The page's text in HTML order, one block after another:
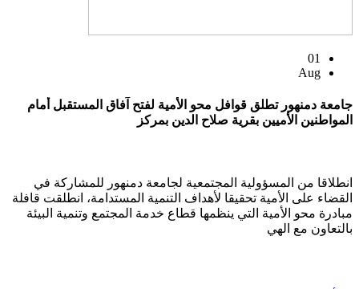
01
Aug
جامعة دمنهور تطلق قوافل محو الأمية لفتح آفاق المستقبل أمام
المواطنين الأميين بقرية صلاح الدين بمركز
انطلاقا من المسؤولية المجتمعية لجامعة دمنهور للمشاركة في
القضاء على الأمية تحقيقا لأهداف التنمية المستدامة، انطلقت قافلة
مبادرة محو الأمية التي ينظمها قطاع خدمة المجتمع وتنمية البيئة
بالتعاون مع الهي